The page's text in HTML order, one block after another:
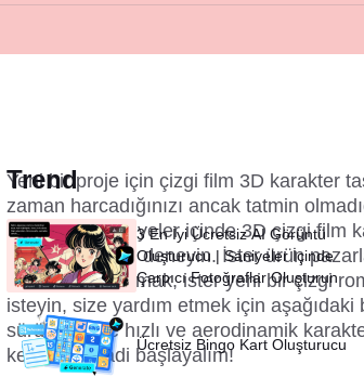
Yeni bir proje için çizgi film 3D karakter
zaman harcadığınızı ancak tatmin
görsellerle saniyeler içinde 3D çizgi film
yeni yöntemleri deneyin. İster ürün
tasarımları yapmak, ister yeni bir çizgi
isteyin, size yardım etmek için aşağıdaki
sürümlerinde hızlı ve aerodinamik
keşfedin! Hadi başlayalım!
Trend
3 En İyi Ücretsiz AI Görüntü
Oluşturucu | Saniyeler İçinde
Çarpıcı Fotoğraflar Oluşturun
Ücretsiz Bingo Kart Oluşturucu